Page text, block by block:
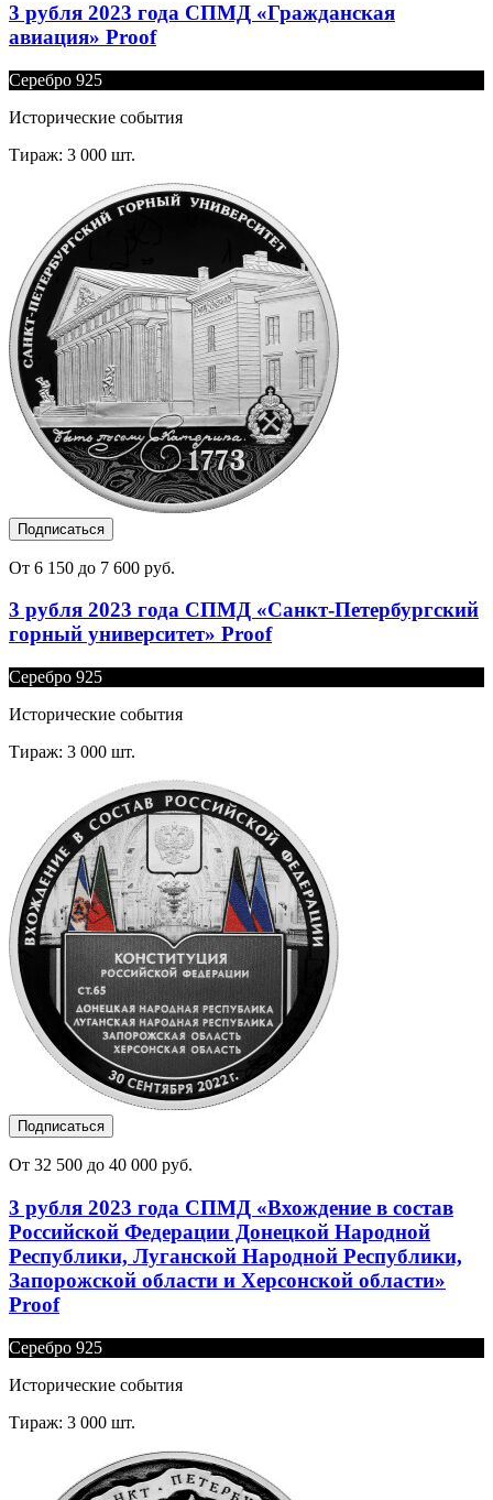
3 рубля 2023 года СПМД «Гражданская
авиация» Proof
Серебро 925
Исторические события
Тираж: 3 000 шт.
Подписаться
От 6 150 до 7 600 руб.
3 рубля 2023 года СПМД «Санкт-Петербургский
горный университет» Proof
Серебро 925
Исторические события
Тираж: 3 000 шт.
Подписаться
От 32 500 до 40 000 руб.
3 рубля 2023 года СПМД «Вхождение в состав
Российской Федерации Донецкой Народной
Республики, Луганской Народной Республики,
Запорожской области и Херсонской области»
Proof
Серебро 925
Исторические события
Тираж: 3 000 шт.